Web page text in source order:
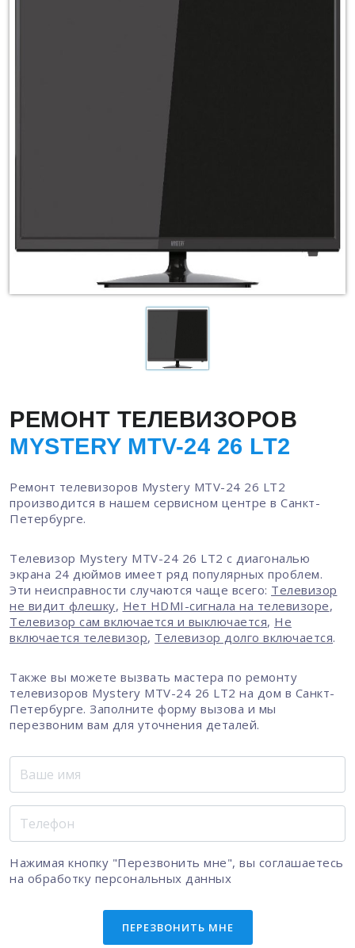
РЕМОНТ ТЕЛЕВИЗОРОВ
MYSTERY MTV-24 26 LT2
Ремонт телевизоров Mystery MTV-24 26 LT2
производится в нашем сервисном центре в Санкт-
Петербурге.
Телевизор Mystery MTV-24 26 LT2 с диагональю
экрана 24 дюймов имеет ряд популярных проблем.
Эти неисправности случаются чаще всего: Телевизор
не видит флешку, Нет HDMI-сигнала на телевизоре,
Телевизор сам включается и выключается, Не
включается телевизор, Телевизор долго включается.
Также вы можете вызвать мастера по ремонту
телевизоров Mystery MTV-24 26 LT2 на дом в Санкт-
Петербурге. Заполните форму вызова и мы
перезвоним вам для уточнения деталей.
Нажимая кнопку "Перезвонить мне", вы соглашаетесь
на обработку персональных данных
ПЕРЕЗВОНИТЬ МНЕ